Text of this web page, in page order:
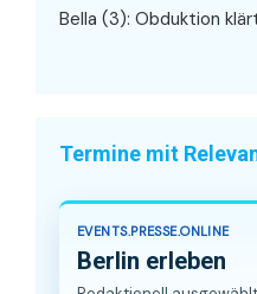
Bella (3): Obduktion
Termine mit
EVENTS.PRESSE.ONLINE
Berlin erleben